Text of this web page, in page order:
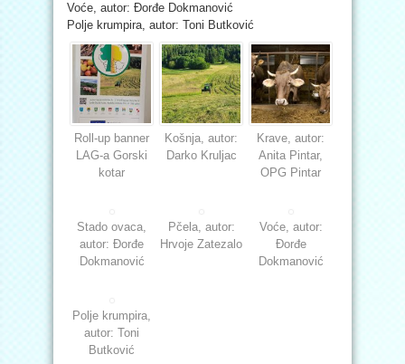
Voće, autor: Đorđe Dokmanović
Polje krumpira, autor: Toni Butković
Roll-up banner
LAG-a Gorski
kotar
Košnja, autor:
Darko Kruljac
Krave, autor:
Anita Pintar,
OPG Pintar
Stado ovaca,
autor: Đorđe
Dokmanović
Pčela, autor:
Hrvoje Zatezalo
Voće, autor:
Đorđe
Dokmanović
Polje krumpira,
autor: Toni
Butković